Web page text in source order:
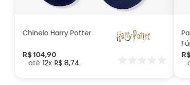
Chinelo Harry Potter
R$ 104,90
12 R$ 8,74
CARRINHO
R$